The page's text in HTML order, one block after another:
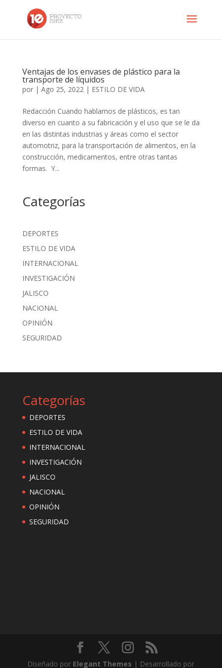
Ventajas de los envases de plástico para la
transporte de líquidos
por | Ago 25, 2022| ESTILO DE VIDA
Redacción Cuando hablamos de plásticos, es tan
diverso en cuanto a su fabricación y el uso que se le da
en las distintas industrias y áreas como el sector
automotriz, para la transportación de alimentos, en la
construcción, medicamentos, entre otras tantas
formas. Y...
Categorías
DEPORTES
ESTILO DE VIDA
INTERNACIONAL
INVESTIGACIÓN
JALISCO
NACIONAL
OPINIÓN
SEGURIDAD
Categorías
DEPORTES
ESTILO DE VIDA
INTERNACIONAL
INVESTIGACIÓN
JALISCO
NACIONAL
OPINIÓN
SEGURIDAD
Diseñado por Elegant Themes | Desarrollado por